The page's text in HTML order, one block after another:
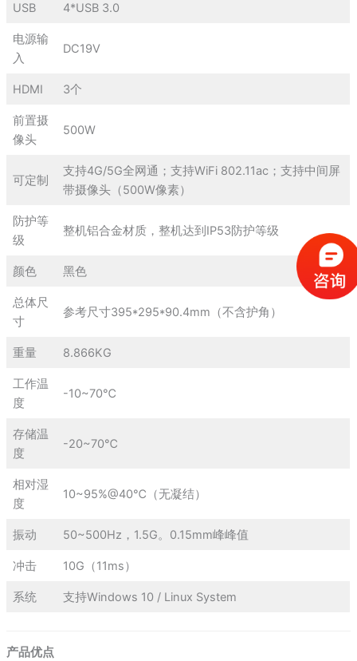
USB 4*USB 3.0
电源输
入
DC19V
HDMI 3个
前置摄
像头
500W
可定制
支持4G/5G全网通；支持WiFi 802.11ac；支持中间屏
带摄像头（500W像素）
防护等
级
整机铝合金材质，整机达到IP53防护等级
颜色 黑色
总体尺
寸
参考尺寸395*295*90.4mm（不含护角）
重量 8.866KG
工作温
度
-10~70℃
存储温
度
-20~70℃
相对湿
度
10~95%@40℃（无凝结）
振动 50~500Hz，1.5G。0.15mm峰峰值
冲击 10G（11ms）
系统 支持Windows 10 / Linux System
产品优点‍